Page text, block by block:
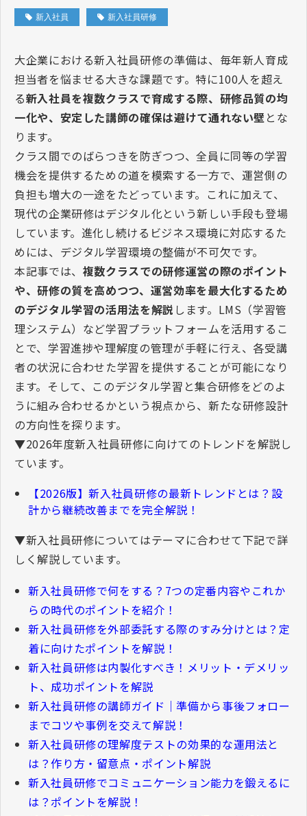
新入社員 新入社員研修
大企業における新入社員研修の準備は、毎年新人育成
担当者を悩ませる大きな課題です。特に100人を超え
る新入社員を複数クラスで育成する際、研修品質の均
一化や、安定した講師の確保は避けて通れない壁とな
ります。
クラス間でのばらつきを防ぎつつ、全員に同等の学習
機会を提供するための道を模索する一方で、運営側の
負担も増大の一途をたどっています。これに加えて、
現代の企業研修はデジタル化という新しい手段も登場
しています。進化し続けるビジネス環境に対応するた
めには、デジタル学習環境の整備が不可欠です。
本記事では、 複数クラスでの研修運営の際のポイント
や、研修の質を高めつつ、運営効率を最大化するため
のデジタル学習の活用法を解説 します。 LMS （学習管
理システム）など学習プラットフォームを活用するこ
とで、学習進捗や理解度の管理が手軽に行え、各受講
者の状況に合わせた学習を提供することが可能になり
ます。そして、このデジタル学習と集合研修をどのよ
うに組み合わせるかという視点から、新たな研修設計
の方向性を探ります。
▼2026年度新入社員研修に向けてのトレンドを解説し
ています。
【2026版】新入社員研修の最新トレンドとは？設
計から継続改善までを完全解説！
▼新入社員研修についてはテーマに合わせて下記で詳
しく解説しています。
新入社員研修で何をする？ 7つの定番内容やこれか
らの時代のポイントを紹介！
新入社員研修を外部委託する際のすみ分けとは？定
着に向けたポイントを解説！
新入社員研修は内製化すべき！メリット・デメリッ
ト、成功ポイントを解説
新入社員研修の講師ガイド｜準備から事後フォロー
までコツや事例を交えて解説！
新入社員研修の理解度テストの効果的な運用法と
は？作り方・留意点・ポイント解説
新入社員研修でコミュニケーション能力を鍛えるに
は？ポイントを解説！